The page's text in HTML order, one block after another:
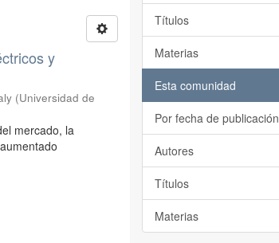
y
(Universidad de
mercado, la
Títulos
Materias
Esta comunidad
Por fecha de publicación
Autores
Títulos
Materias